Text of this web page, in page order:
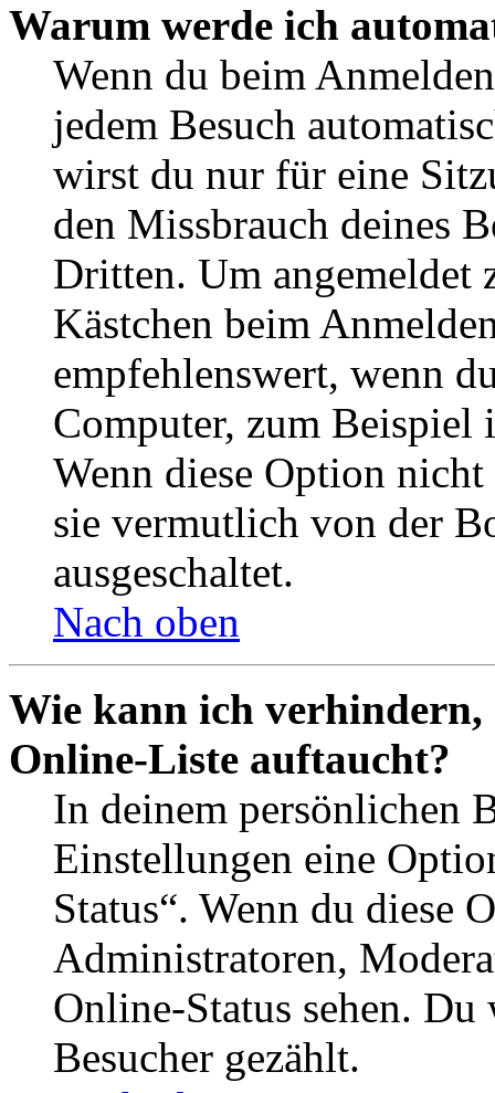
Warum werde ich
Wenn du beim
jedem Besuch
wirst du nur für eine
den Missbrauch deines
Dritten. Um angemeldet
Kästchen beim
empfehlenswert, wenn
Computer, zum Beispiel
Wenn diese Option
sie vermutlich von der
ausgeschaltet.
Nach oben
Wie kann ich verhindern,
Online-Liste auftaucht?
In deinem persönlichen
Einstellungen eine
Status“. Wenn du diese
Administratoren,
Online-Status sehen.
Besucher gezählt.